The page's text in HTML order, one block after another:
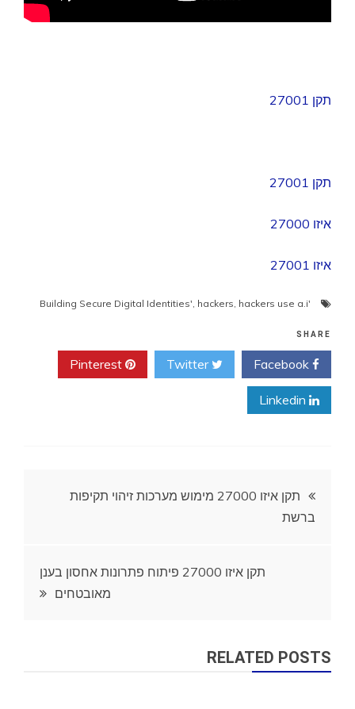
תקן 27001
תקן 27001
איזו 27000
איזו 27001
'Building Secure Digital Identities'
, hackers, hackers use a.i
SHARE
Twitter
ניווט
תקן איזו 27000 מימוש מערכות זיהוי תקיפות
ברשת
תקן איזו 27000 פיתוח פתרונות אחסון בענן
מאובטחים
RELATED POSTS